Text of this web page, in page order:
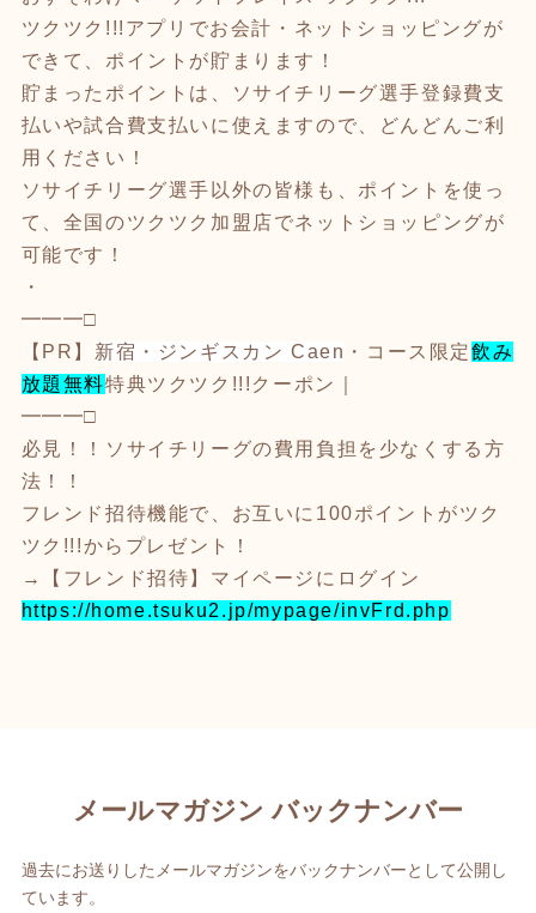
ツクツク!!!アプリでお会計・ネットショッピングが
できて、ポイントが貯まります！
貯まったポイントは、ソサイチリーグ選手登録費支
払いや試合費支払いに使えますので、どんどんご利
用ください！
ソサイチリーグ選手以外の皆様も、ポイントを使っ
て、全国のツクツク加盟店でネットショッピングが
可能です！
・
━━━□
【PR】 新宿・ジンギスカン Caen ・コース限定飲み
放題無料特典ツクツク!!!クーポン｜
━━━□
必見！！ソサイチリーグの費用負担を少なくする方
法！！
フレンド招待機能で、お互いに100ポイントがツク
ツク!!!からプレゼント！
→【フレンド招待】マイページにログイン
https://home.tsuku2.jp/mypage/invFrd.php
メールマガジン バックナンバー
過去にお送りしたメールマガジンをバックナンバーとして公開し
ています。